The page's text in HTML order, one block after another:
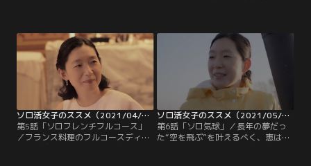
室内が暗くなり映像や音楽が始まる
とリラックスした恵は眠ってしま
い…。さらに今夜は、今まで怯んで
きた究極のカップル用スポット、ラ
ブホテルに挑戦する！
に。クルーズ船が出航し、横浜や工
場の夜景に感動していると、謎の女
性に声をかけられ…。そして、工場
夜景の美しさを通してあることを学
んだ恵は…。
ソロ活女子のススメ（2021/04/30放送分）第05話
第5話「ソロフレンチフルコース」
／フランス料理のフルコースディナ
ーの予約を取ろうと様々なお店を調
ソロ活女子のススメ（2021/05/07放送分）第06話
第6話「ソロ気球」／長年の夢だっ
た“空を飛ぶ”を叶えるべく、恵は都